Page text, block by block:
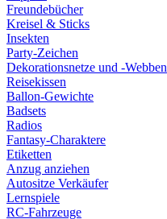
Freundebücher
Kreisel & Sticks
Insekten
Party-Zeichen
Dekorationsnetze und -Webben
Reisekissen
Ballon-Gewichte
Badsets
Radios
Fantasy-Charaktere
Etiketten
Anzug anziehen
Autositze Verkäufer
Lernspiele
RC-Fahrzeuge